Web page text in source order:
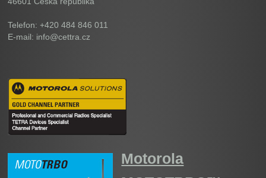
Telefon: +420 484 846 011
E-mail: info@cettra.cz
Motorola